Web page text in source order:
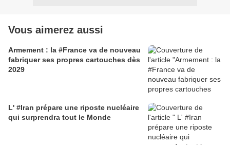
Vous aimerez aussi
Armement : la #France va de nouveau
fabriquer ses propres cartouches dès
2029
L' #Iran prépare une riposte nucléaire
qui surprendra tout le Monde